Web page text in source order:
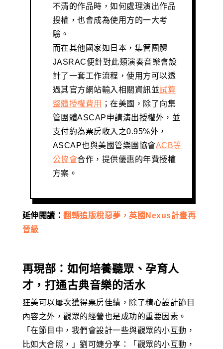
不清的作品時，如何處理演出作品
授權，也會成為使用方的一大考
驗。
而在其他國家如日本，集管團體
JASRAC便針對此類演奏音樂會設
計了一套工作流程，使用方可以透
過其官方網站輸入相關資訊並試算
整體授權費用
；在美國，除了向集
管團體ASCAP申請演出授權外，並
支付約為票房收入之0.95%外，
ASCAP也與美國管樂團協會ACB等
公協會合作，提供優惠的年費授權
方案。
延伸閱讀：翻轉追版稅惡夢，英國Nexus計畫再
晉級
再現部：如何培養聽眾、孕育人
才，打通古典音樂的活水
狂美可以屢次獲得票房佳績，除了精心設計節目
內容之外，觀眾的經營也是成功的重要因素。
「在節目中，我們會設計一些與觀眾的小互動，
比如大合照，」劉可婕分享：「觀眾的小互動，